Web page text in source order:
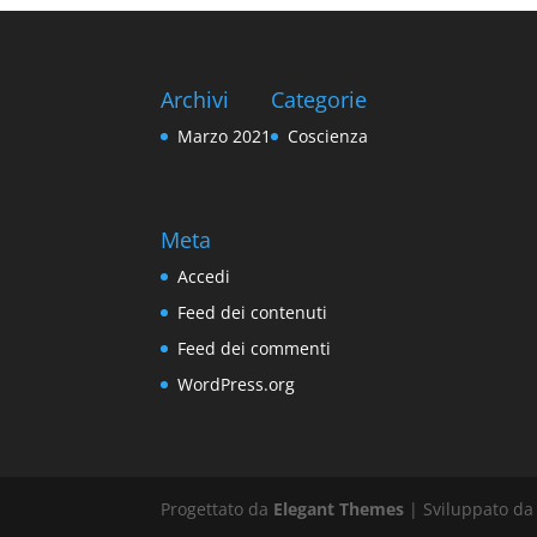
Archivi
Marzo 2021
Categorie
Coscienza
Meta
Accedi
Feed dei contenuti
Feed dei commenti
WordPress.org
Progettato da Elegant Themes | Sviluppato